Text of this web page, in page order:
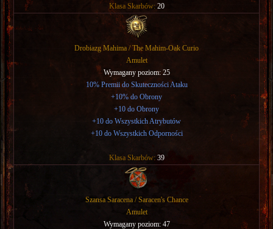
Klasa Skarbów: 20
Drobiazg Mahima / The Mahim-Oak Curio
Amulet
Wymagany poziom: 25
10% Premii do Skuteczności Ataku
+10% do Obrony
+10 do Obrony
+10 do Wszystkich Atrybutów
+10 do Wszystkich Odporności
Klasa Skarbów: 39
Szansa Saracena / Saracen's Chance
Amulet
Wymagany poziom: 47